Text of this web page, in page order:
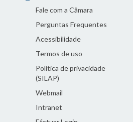
Fale com a Câmara
Perguntas Frequentes
Acessibilidade
Termos de uso
Política de privacidade
(SILAP)
Webmail
Intranet